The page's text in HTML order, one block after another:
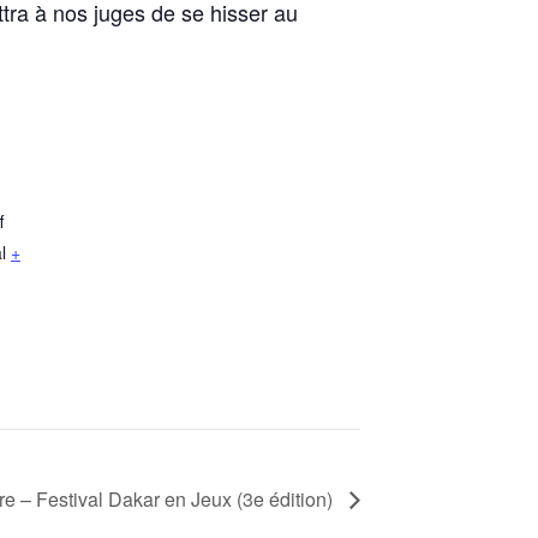
à nos juges de se hisser au
+
– Festival Dakar en Jeux (3e édition)